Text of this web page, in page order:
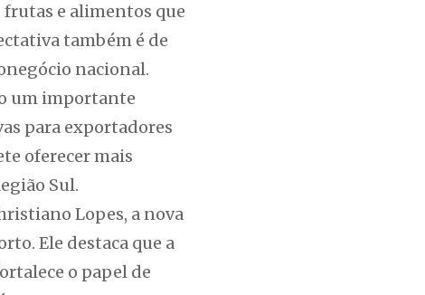
e alimentos que
também é de
nacional.
um importante
para exportadores
oferecer mais
Sul.
Lopes, a nova
Ele destaca que a
o papel de